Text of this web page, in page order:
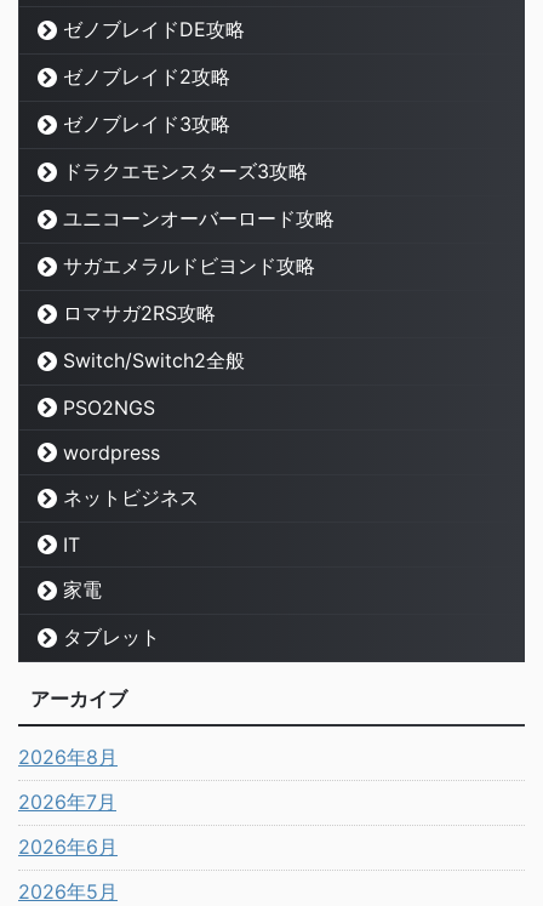
ゼノブレイドDE攻略
ゼノブレイド2攻略
ゼノブレイド3攻略
ドラクエモンスターズ3攻略
ユニコーンオーバーロード攻略
サガエメラルドビヨンド攻略
ロマサガ2RS攻略
Switch/Switch2全般
PSO2NGS
wordpress
ネットビジネス
IT
家電
タブレット
アーカイブ
2026年8月
2026年7月
2026年6月
2026年5月